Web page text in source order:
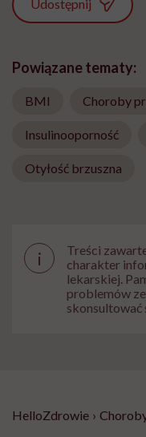
Udostępnij
Powiązane tematy:
BMI Choroby
Insulinooporność
Otyłość brzuszna
i
Treści
charakter
lekarskiej.
problemów
skonsultować
HelloZdrowie ›